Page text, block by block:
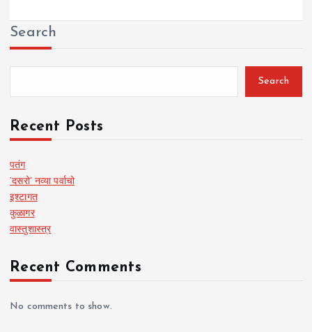
Search
Search
Recent Posts
पतंग
‘दसरो’ नव्या पर्वाचो
इश्टागत
कुळागर
वास्तुशास्त्र
Recent Comments
No comments to show.